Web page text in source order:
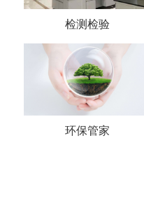
检测检验
环保管家